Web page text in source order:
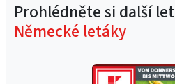
Prohlédněte si další
Německé letáky